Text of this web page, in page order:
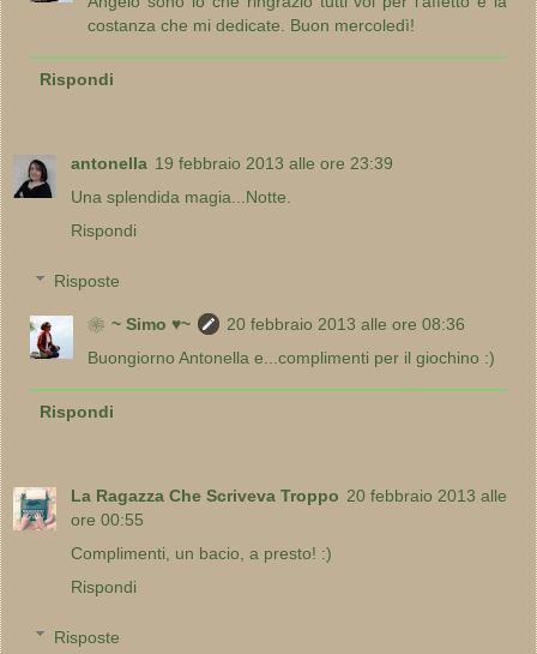
costanza che mi dedicate. Buon mercoledì!
Rispondi
antonella 19 febbraio 2013 alle ore 23:39
Una splendida magia...Notte.
Rispondi
Risposte
❀~ Simo ♥~
20 febbraio 2013 alle ore 08:36
Buongiorno Antonella e...complimenti per il giochino :)
Rispondi
La Ragazza Che Scriveva Troppo 20 febbraio 2013 alle
ore 00:55
Complimenti, un bacio, a presto! :)
Rispondi
Risposte